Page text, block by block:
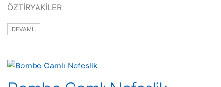
ÖZTİRYAKİLER
DEVAMI..